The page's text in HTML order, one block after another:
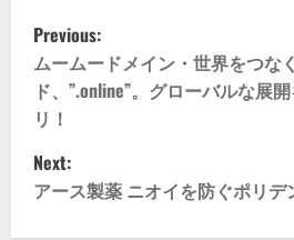
P
o
s
t
n
Previous:
ムームードメイン・世界をつな
ド、”.online”。グローバルな展
リ！
Next:
アース製薬 ニオイを防ぐポリデ